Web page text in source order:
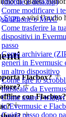
(mobile e desktop)
Come modificare i
su iPhone o MAC
Come trasferire la
dispositivi in
passo
Come archiviare
generi in Evermusic
un altro dispositivo
Come fare lo
musicale da
Come usare i
in Evermusic e
Guida passo dopo
Storee vivi l’audio
Flacbox?
con Flacbox?